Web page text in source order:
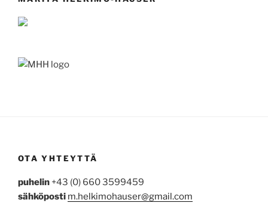
OTA YHTEYTTÄ
puhelin +43 (0) 660 3599459
sähköposti m.helkimohauser@gmail.com